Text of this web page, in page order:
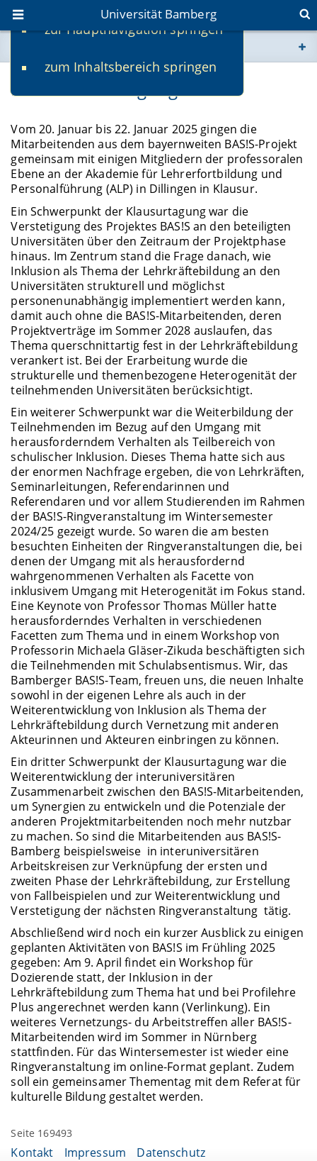
zur Hauptnavigation springen
zum Inhaltsbereich springen
Universität Bamberg
www.uni-bamberg.de
fis.uni-bamberg.de
BAS!S-Klausurtagung 2025
Vom 20. Januar bis 22. Januar 2025 gingen die
Mitarbeitenden aus dem bayernweiten BAS!S-Projekt
gemeinsam mit einigen Mitgliedern der professoralen
Ebene an der Akademie für Lehrerfortbildung und
Personalführung (ALP) in Dillingen in Klausur.
Ein Schwerpunkt der Klausurtagung war die
Verstetigung des Projektes BAS!S an den beteiligten
Universitäten über den Zeitraum der Projektphase
hinaus. Im Zentrum stand die Frage danach, wie
Inklusion als Thema der Lehrkräftebildung an den
Universitäten strukturell und möglichst
personenunabhängig implementiert werden kann,
damit auch ohne die BAS!S-Mitarbeitenden, deren
Projektverträge im Sommer 2028 auslaufen, das
Thema querschnittartig fest in der Lehrkräftebildung
verankert ist. Bei der Erarbeitung wurde die
strukturelle und themenbezogene Heterogenität der
teilnehmenden Universitäten berücksichtigt.
Ein weiterer Schwerpunkt war die Weiterbildung der
Teilnehmenden im Bezug auf den Umgang mit
herausforderndem Verhalten als Teilbereich von
schulischer Inklusion. Dieses Thema hatte sich aus
der enormen Nachfrage ergeben, die von Lehrkräften,
Seminarleitungen, Referendarinnen und
Referendaren und vor allem Studierenden im Rahmen
der BAS!S-Ringveranstaltung im Wintersemester
2024/25 gezeigt wurde. So waren die am besten
besuchten Einheiten der Ringveranstaltungen die, bei
denen der Umgang mit als herausfordernd
wahrgenommenen Verhalten als Facette von
inklusivem Umgang mit Heterogenität im Fokus stand.
Eine Keynote von Professor Thomas Müller hatte
herausforderndes Verhalten in verschiedenen
Facetten zum Thema und in einem Workshop von
Professorin Michaela Gläser-Zikuda beschäftigten sich
die Teilnehmenden mit Schulabsentismus. Wir, das
Bamberger BAS!S-Team, freuen uns, die neuen Inhalte
sowohl in der eigenen Lehre als auch in der
Weiterentwicklung von Inklusion als Thema der
Lehrkräftebildung durch Vernetzung mit anderen
Akteurinnen und Akteuren einbringen zu können.
Ein dritter Schwerpunkt der Klausurtagung war die
Weiterentwicklung der interuniversitären
Zusammenarbeit zwischen den BAS!S-Mitarbeitenden,
um Synergien zu entwickeln und die Potenziale der
anderen Projektmitarbeitenden noch mehr nutzbar
zu machen. So sind die Mitarbeitenden aus BAS!S-
Bamberg beispielsweise in interuniversitären
Arbeitskreisen zur Verknüpfung der ersten und
zweiten Phase der Lehrkräftebildung, zur Erstellung
von Fallbeispielen und zur Weiterentwicklung und
Verstetigung der nächsten Ringveranstaltung tätig.
Abschließend wird noch ein kurzer Ausblick zu einigen
geplanten Aktivitäten von BAS!S im Frühling 2025
gegeben: Am 9. April findet ein Workshop für
Dozierende statt, der Inklusion in der
Lehrkräftebildung zum Thema hat und bei Profilehre
Plus angerechnet werden kann (Verlinkung). Ein
weiteres Vernetzungs- du Arbeitstreffen aller BAS!S-
Mitarbeitenden wird im Sommer in Nürnberg
stattfinden. Für das Wintersemester ist wieder eine
Ringveranstaltung im online-Format geplant. Zudem
soll ein gemeinsamer Thementag mit dem Referat für
kulturelle Bildung gestaltet werden.
Seite 169493
Kontakt Impressum Datenschutz